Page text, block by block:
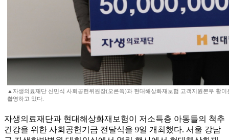
▲자생의료재단 신민식 사회공헌위원장(오른쪽)과 현대해상화재보험 고객지원본부 황
촬영하고 있다.
자생의료재단과 현대해상화재보험이 저소득층 아동들의 척추
건강을 위한 사회공헌기금 전달식을 9일 개최했다. 서울 강남